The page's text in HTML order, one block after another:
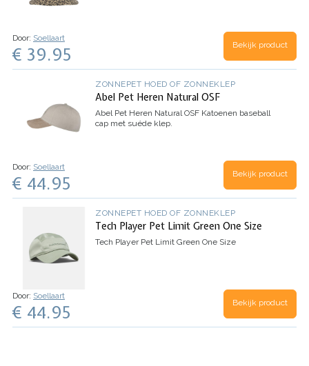
Door: Soellaart
€ 39.95 Bekijk product
ZONNEPET HOED OF ZONNEKLEP
Abel Pet Heren Natural OSF
Abel Pet Heren Natural OSF Katoenen baseball
cap met suéde klep.
Door: Soellaart
€ 44.95 Bekijk product
ZONNEPET HOED OF ZONNEKLEP
Tech Player Pet Limit Green One Size
Tech Player Pet Limit Green One Size
Door: Soellaart
€ 44.95 Bekijk product